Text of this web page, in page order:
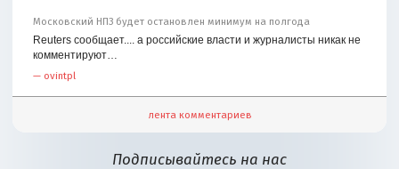
Московский НПЗ будет остановлен минимум на полгода
Reuters сообщает.... а российские власти и журналисты никак не
комментируют…
— ovintpl
лента комментариев
Подписывайтесь на нас